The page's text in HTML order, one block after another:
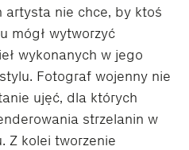
artysta nie chce, by ktoś
mógł wytworzyć
wykonanych w jego
Fotograf wojenny nie
ujęć, dla których
strzelanin w
Z kolei tworzenie